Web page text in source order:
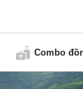
Combo